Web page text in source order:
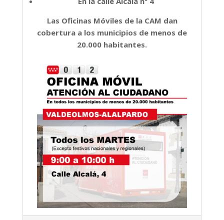
Las Oficinas Móviles de la CAM dan
cobertura a los municipios de menos de
20.000 habitantes.